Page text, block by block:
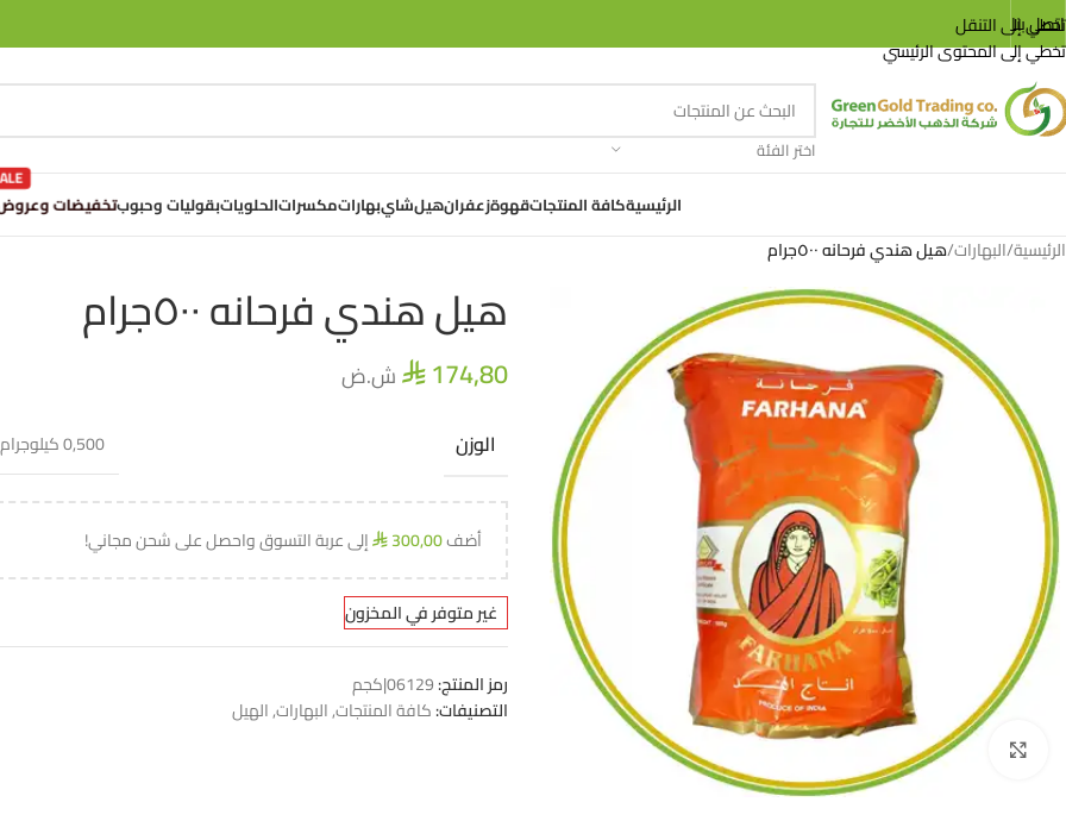
تخطي إلى التنقل
تخطي إلى المحتوى الرئيسي
اتصل بنا
اختر الفئة
الرئيسيةكافة المنتجاتقهوةزعفرانهيلشايبهاراتمكسراتالحلوياتبقوليات وحبوبتخفيضات
الرئيسية/البهارات/هيل هندي فرحانه ٥٠٠جرام
اضغط للتكبير
هيل هندي فرحانه ٥٠٠جرام
⃁174,80 ش.ض
الوزن 0,500 كيلوجرام
أضف ⃁300,00 إلى عربة التسوق واحصل على شحن مجاني!
غير متوفر في المخزون
رمز المنتج:06129|كجم
التصنيفات:كافة المنتجات,البهارات,الهيل